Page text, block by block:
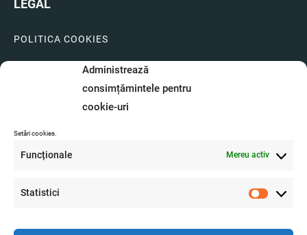
Administrează
consimțămintele pentru
cookie-uri
Setări cookies.
Funcționale Mereu activ
Statistici Statistici
LEGAL
POLITICA COOKIES
LIVRARI SI PLATI
GARANTIE SI SERVICE
A.N.P.C.